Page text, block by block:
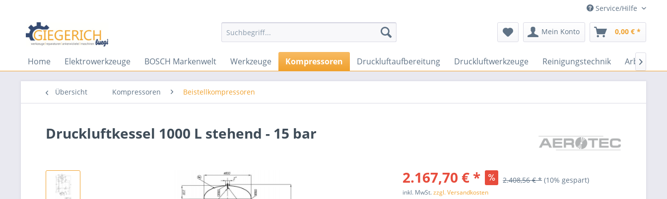
Service/Hilfe
Mein Konto 0,00 € *
Home Elektrowerkzeuge BOSCH Markenwelt Werkzeuge Kompressoren Druckluftaufbereitung Druckluftwerkzeuge Reinigungstechnik 
Übersicht Kompressoren Beistellkompressoren
Druckluftkessel 1000 L stehend - 15 bar
2.167,70 € * 2.408,56 € * (10% gespart)
inkl. MwSt.zzgl. Versandkosten